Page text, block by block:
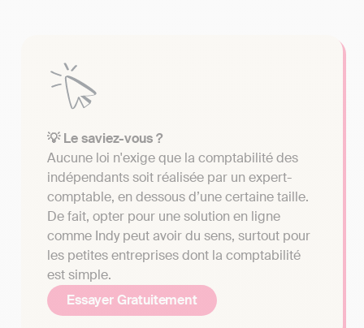
💡 Le saviez-vous ?
Aucune loi n'exige que la comptabilité des
indépendants soit réalisée par un expert-
comptable, en dessous d’une certaine taille.
De fait, opter pour une solution en ligne
comme Indy peut avoir du sens, surtout pour
les petites entreprises dont la comptabilité
est simple.
Essayer Gratuitement